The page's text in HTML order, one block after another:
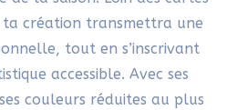
ta création transmettra une
tout en s’inscrivant
accessible. Avec ses
couleurs réduites au plus